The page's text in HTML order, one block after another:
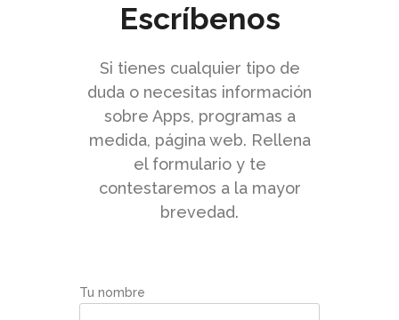
Escríbenos
Si tienes cualquier tipo de
duda o necesitas información
sobre Apps, programas a
medida, página web. Rellena
el formulario y te
contestaremos a la mayor
brevedad.
Tu nombre